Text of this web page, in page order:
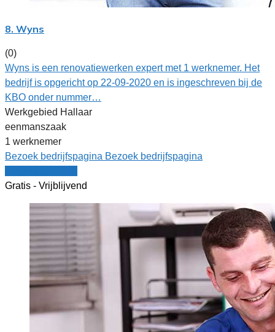
8. Wyns
(0)
Wyns is een renovatiewerken expert met 1 werknemer. Het
bedrijf is opgericht op 22-09-2020 en is ingeschreven bij de
KBO onder nummer…
Werkgebied Hallaar
eenmanszaak
1 werknemer
Bezoek bedrijfspagina Bezoek bedrijfspagina
Gratis - Vrijblijvend